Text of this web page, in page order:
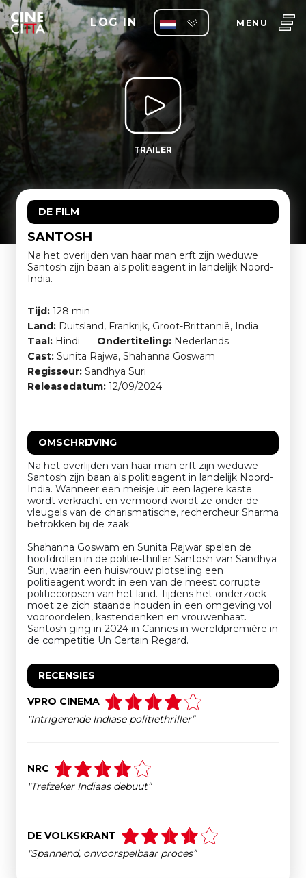
LOG IN MENU
TRAILER
DE FILM
SANTOSH
Na het overlijden van haar man erft zijn weduwe
Santosh zijn baan als politieagent in landelijk Noord-
India.
Tijd: 128 min
Land: Duitsland, Frankrijk, Groot-Brittannië, India
Taal: Hindi Ondertiteling: Nederlands
Cast: Sunita Rajwa, Shahanna Goswam
Regisseur: Sandhya Suri
Releasedatum: 12/09/2024
OMSCHRIJVING
Na het overlijden van haar man erft zijn weduwe
Santosh zijn baan als politieagent in landelijk Noord-
India. Wanneer een meisje uit een lagere kaste
wordt verkracht en vermoord wordt ze onder de
vleugels van de charismatische, rechercheur Sharma
betrokken bij de zaak.
Shahanna Goswam en Sunita Rajwar spelen de
hoofdrollen in de politie-thriller Santosh van Sandhya
Suri, waarin een huisvrouw plotseling een
politieagent wordt in een van de meest corrupte
politiecorpsen van het land. Tijdens het onderzoek
moet ze zich staande houden in een omgeving vol
vooroordelen, kastendenken en vrouwenhaat.
Santosh ging in 2024 in Cannes in wereldpremière in
de competitie Un Certain Regard.
RECENSIES
VPRO CINEMA
"Intrigerende Indiase politiethriller”
NRC
"Trefzeker Indiaas debuut”
DE VOLKSKRANT
"Spannend, onvoorspelbaar proces”